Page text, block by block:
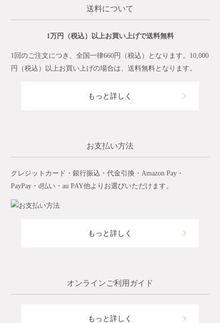
送料について
1万円（税込）以上お買い上げで送料無料
1回のご注文につき、全国一律660円（税込）となります。10,000
円（税込）以上お買い上げの場合は、送料無料となります。
もっと詳しく
お支払い方法
クレジットカード・銀行振込・代金引換・Amazon Pay・
PayPay・d払い・au PAY他よりお選びいただけます。
もっと詳しく
オンラインご利用ガイド
もっと詳しく